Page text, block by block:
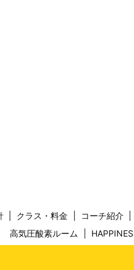
クラス・料金 コーチ紹介
高気圧酸素ルーム